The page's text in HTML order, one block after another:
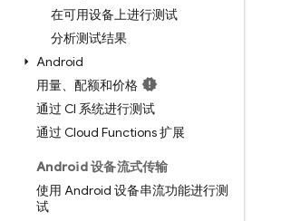
在可用设备上进行测试
分析测试结果
Android
用量、配额和价格
通过 CI 系统进行测试
通过 Cloud Functions 扩展
Android 设备流式传输
使用 Android 设备串流功能进行测
试